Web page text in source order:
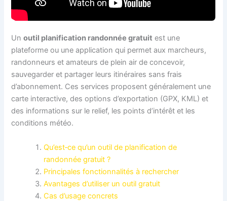
Unoutil planification randonnée gratuit est une
plateforme ou une application qui permet aux marcheurs,
randonneurs et amateurs de plein air de concevoir,
sauvegarder et partager leurs itinéraires sans frais
d’abonnement. Ces services proposent généralement une
carte interactive, des options d’exportation (GPX, KML) et
des informations sur le relief, les points d’intérêt et les
conditions météo.
Qu’est‑ce qu’un outil de planification de
randonnée gratuit ?
Principales fonctionnalités à rechercher
Avantages d’utiliser un outil gratuit
Cas d’usage concrets